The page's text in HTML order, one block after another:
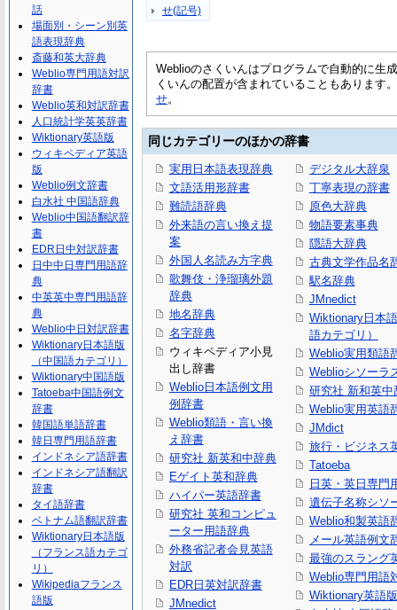
せ(記号)
Weblioのさくいんはプログラムで自動的に生
くいんの配置が含まれていることもあります
せ。
同じカテゴリーのほかの辞書
実用日本語表現辞典
文語活用形辞書
難読語辞典
外来語の言い換え提
案
外国人名読み方字典
歌舞伎・浄瑠璃外題
辞典
地名辞典
名字辞典
ウィキペディア小見
出し辞書
Weblio日本語例文用
例辞書
Weblio類語・言い換
え辞書
研究社 新英和中辞典
Eゲイト英和辞典
ハイパー英語辞書
研究社 英和コンピュ
ーター用語辞典
外務省記者会見英語
対訳
EDR日英対訳辞書
JMnedict
デジタル大辞泉
丁寧表現の辞書
原色大辞典
物語要素事典
隠語大辞典
古典文学作品名
駅名辞典
JMnedict
Wiktionary日本
語カテゴリ）
Weblio実用類語
Weblioシソーラ
研究社 新和英中
Weblio実用英語
JMdict
旅行・ビジネス
Tatoeba
日英・英日専門
遺伝子名称シソ
Weblio和製英語
メール英語例文
最強のスラング
Weblio専門用語
Wiktionary英語版
話
場面別・シーン別英
語表現辞典
斎藤和英大辞典
Weblio専門用語対訳
辞書
Weblio英和対訳辞書
人口統計学英英辞書
Wiktionary英語版
ウィキペディア英語
版
Weblio例文辞書
白水社 中国語辞典
Weblio中国語翻訳辞
書
EDR日中対訳辞書
日中中日専門用語辞
典
中英英中専門用語辞
典
Weblio中日対訳辞書
Wiktionary日本語版
（中国語カテゴリ）
Wiktionary中国語版
Tatoeba中国語例文
辞書
韓国語単語辞書
韓日専門用語辞書
インドネシア語辞書
インドネシア語翻訳
辞書
タイ語辞書
ベトナム語翻訳辞書
Wiktionary日本語版
（フランス語カテゴ
リ）
Wikipediaフランス
語版